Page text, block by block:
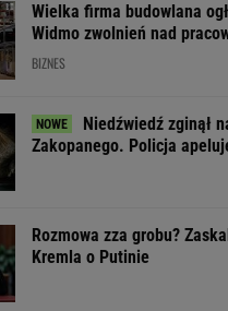
Wielka firma budowlana
Widmo zwolnień nad
BIZNES
Niedźwiedź zginął
Zakopanego. Policja
Rozmowa zza grobu?
Kremla o Putinie